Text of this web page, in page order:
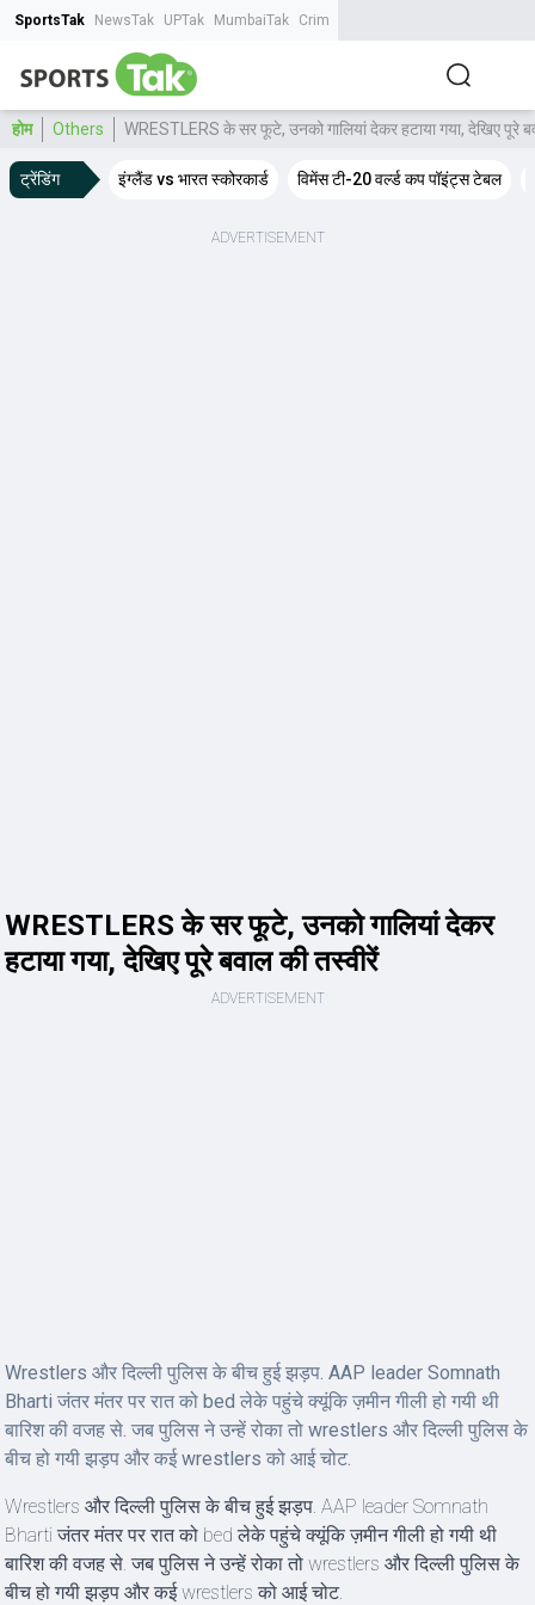
SportsTak NewsTak UPTak MumbaiTak CrimeTak
होम Others WRESTLERS के सर फूटे, उनको गालियां देकर हटाया गया, देखिए पूरे
ट्रेंडिंग इंग्लैंड vs भारत स्कोरकार्ड विमेंस टी-20 वर्ल्ड कप पॉइंट्स टेबल
WRESTLERS के सर फूटे, उनको गालियां देकर
हटाया गया, देखिए पूरे बवाल की तस्वीरें
Wrestlers और दिल्ली पुलिस के बीच हुई झड़प. AAP leader Somnath
Bharti जंतर मंतर पर रात को bed लेके पहुंचे क्यूंकि ज़मीन गीली हो गयी थी
बारिश की वजह से. जब पुलिस ने उन्हें रोका तो wrestlers और दिल्ली पुलिस के
बीच हो गयी झड़प और कई wrestlers को आई चोट.
Wrestlers और दिल्ली पुलिस के बीच हुई झड़प. AAP leader Somnath
Bharti जंतर मंतर पर रात को bed लेके पहुंचे क्यूंकि ज़मीन गीली हो गयी थी
बारिश की वजह से. जब पुलिस ने उन्हें रोका तो wrestlers और दिल्ली पुलिस के
बीच हो गयी झड़प और कई wrestlers को आई चोट.